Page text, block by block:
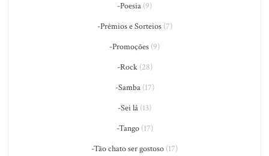
-Poesia (9)
-Prêmios e Sorteios(7)
-Promoções (9)
-Rock(28)
-Samba(17)
-Sei lá (13)
-Tango(17)
-Tão chato ser gostoso (17)